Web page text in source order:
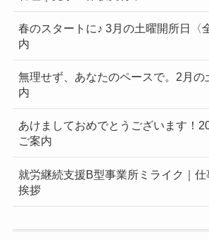
春のスタートに♪ 3月の土曜開所日〈
内
無理せず、あなたのペースで。2月の
内
あけましておめでとうございます！
ご案内
就労継続支援B型事業所ミライク｜
挨拶